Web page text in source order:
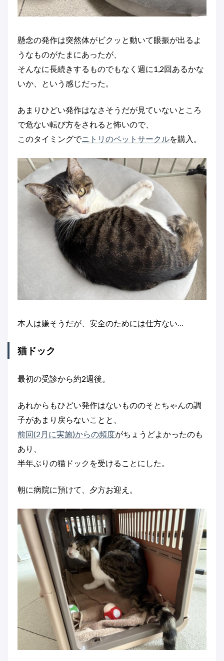
懸念の発作は突然体がビクッと動いて眼振が出るよ
うなものがたまにあったが、
そんなに長続きするものでもなく週に1,2回あるかな
いか、という感じだった。
あまりひどい発作はなさそうだが見ていないところ
で危ない転び方をされると怖いので、
このタイミングでニトリのペットサークルを購入。
本人は嫌そうだが、安全のためには仕方ない…
猫ドック
最初の受診から約2週後。
あれからもひどい発作はないもののそとちゃんの調
子があまり戻らないことと、
前回(2月に実施)からの頻度がちょうどよかったのも
あり、
半年ぶりの猫ドックを受けることにした。
朝に病院に預けて、夕方お迎え。